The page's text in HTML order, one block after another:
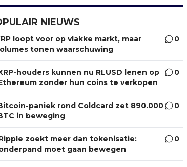
NIEUWS
loopt voor op vlakke markt, maar
tonen waarschuwing
0
houders kunnen nu RLUSD lenen op
zonder hun coins te verkopen
0
paniek rond Coldcard zet 890.000
in beweging
0
zoekt meer dan tokenisatie:
moet gaan bewegen
0